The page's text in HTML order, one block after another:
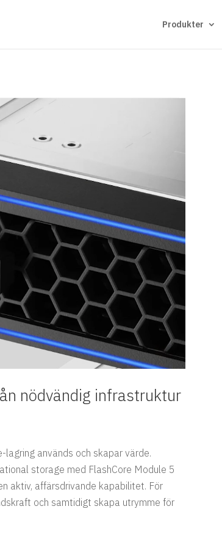
Produkter
nödvändig infrastruktur
används och skapar värde.
storage med FlashCore Module 5
aktiv, affärsdrivande kapabilitet. För
och samtidigt skapa utrymme för